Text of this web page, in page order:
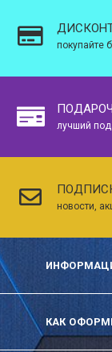
покупайте
лучший
новости,
КАК